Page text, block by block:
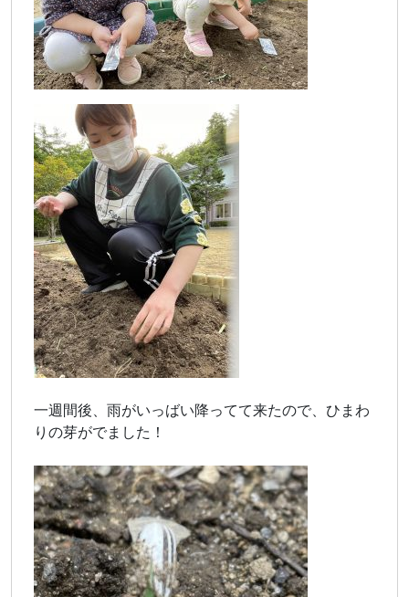
一週間後、雨がいっばい降ってて来たので、ひまわ
りの芽がでました！